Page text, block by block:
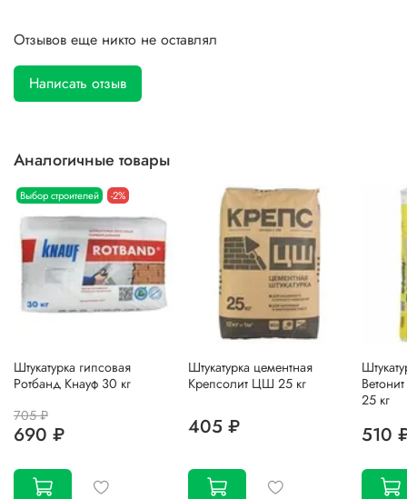
Отзывов еще никто не оставлял
Написать отзыв
Аналогичные товары
Выбор строителей -2%
Штукатурка гипсовая
Ротбанд Кнауф 30 кг
705 ₽
690 ₽
Штукатурка цементная
Крепсолит ЦШ 25 кг
405 ₽
25 кг
510